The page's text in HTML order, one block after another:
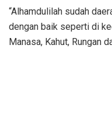
“Alhamdulilah sudah
dengan baik seperti di
Manasa, Kahut, Rungan